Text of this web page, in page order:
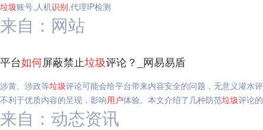
垃圾账号,人机识别,代理IP检测
来自：网站
平台如何屏蔽禁止垃圾评论？_网易易盾
涉黄、涉政等垃圾评论可能会给平台带来内容安全的问题，无意义灌水
不利于优质内容的呈现，影响用户体验。本文介绍了几种防范垃圾评论
来自：动态资讯